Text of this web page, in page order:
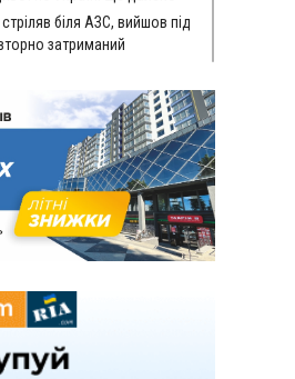
біля АЗС, вийшов під
затриманий
бо йому не нарахували
прикарпатця, який
для міжнародного
нову підозру. Їй
захід
видурив у жительки
64 тисячі гривень
очікується сильна
чоловіка, який зливав